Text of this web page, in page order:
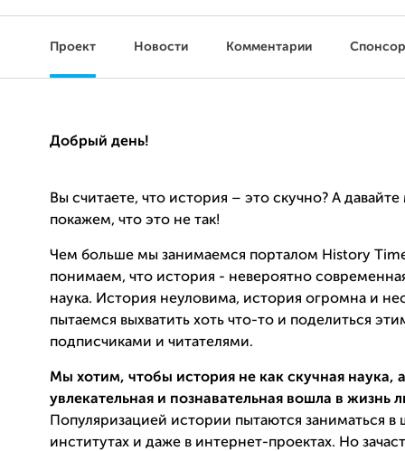
Проект Новости Комментарии
Добрый день!
Вы считаете, что история – это скучно? А
покажем, что это не так!
Чем больше мы занимаемся порталом History
понимаем, что история - невероятно
наука. История неуловима, история огромна и
пытаемся выхватить хоть что-то и поделиться
подписчиками и читателями.
Мы хотим, чтобы история не как скучная наука,
увлекательная и познавательная вошла в жизнь
Популяризацией истории пытаются заниматься в
институтах и даже в интернет-проектах. Но